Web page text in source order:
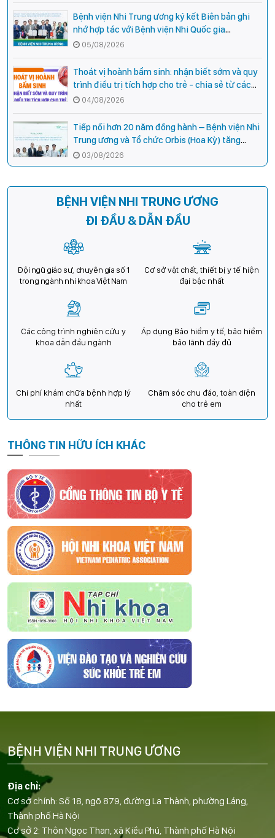
Bệnh viện Nhi Trung ương ký kết Biên bản ghi
nhớ hợp tác với Bệnh viện Nhi Quốc gia
Campuchia
05/08/2026
Thoát vị hoành bẩm sinh: nhận biết sớm và quy
trình điều trị tích hợp cho trẻ - chia sẻ từ các
chuyên gia hàng đầu của Bệnh Viện Nhi Trung
ương
04/08/2026
Tiếp nối hơn 20 năm đồng hành – Bệnh viện Nhi
Trung ương và Tổ chức Orbis (Hoa Kỳ) tăng
cường hợp tác, mở rộng cơ hội bảo vệ thị lực
cho trẻ em Việt Nam
03/08/2026
BỆNH VIỆN NHI TRUNG ƯƠNG
ĐI ĐẦU & DẪN ĐẦU
Đội ngũ giáo sư, chuyên gia số 1
trong ngành nhi khoa Việt Nam
Cơ sở vật chất, thiết bị y tế hiện
đại bậc nhất
Các công trình nghiên cứu y
khoa dẫn đầu ngành
Áp dụng Bảo hiểm y tế, bảo hiểm
bảo lãnh đầy đủ
Chi phí khám chữa bệnh hợp lý
nhất
Chăm sóc chu đáo, toàn diện
cho trẻ em
THÔNG TIN HỮU ÍCH KHÁC
Địa chỉ:
Cơ sở chính: Số 18, ngõ 879, đường La Thành, phường Láng,
Thành phố Hà Nội
Cơ sở 2: Thôn Ngọc Than, xã Kiều Phú, Thành phố Hà Nội
BỆNH VIỆN NHI TRUNG ƯƠNG